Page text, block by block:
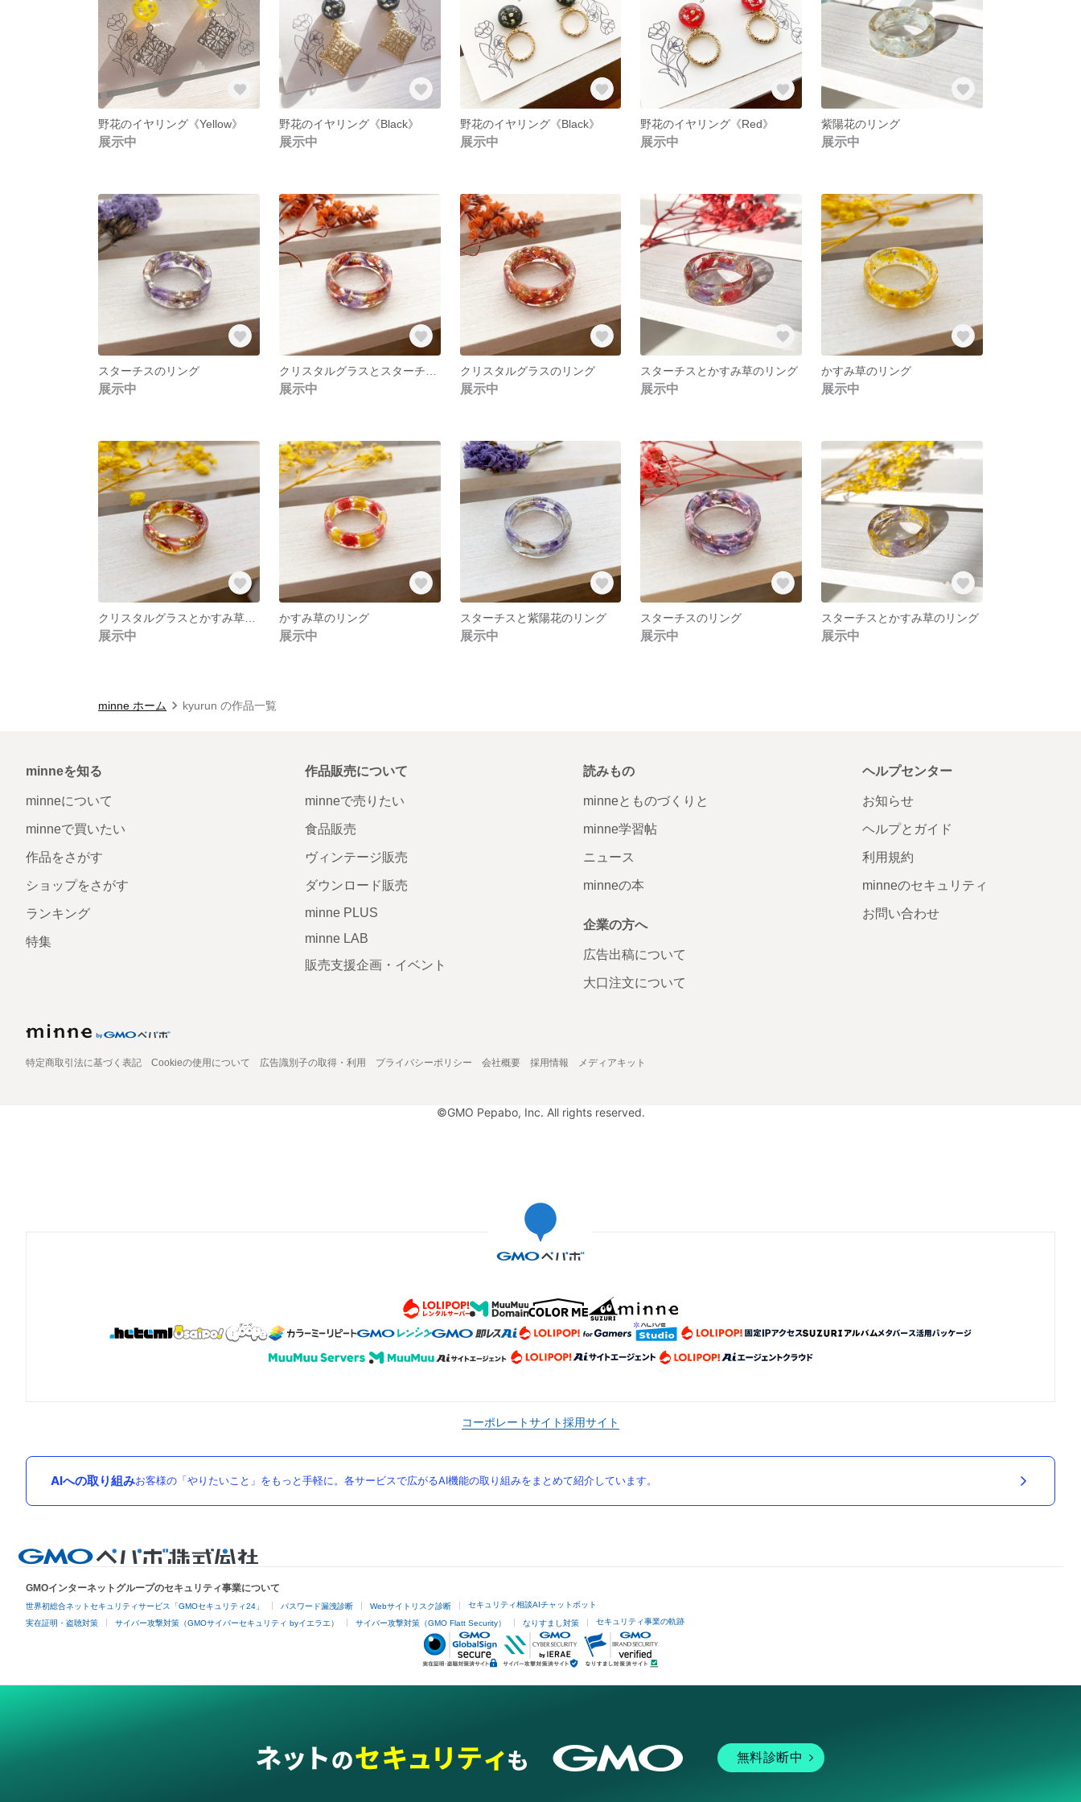
野花のイヤリング《Yellow》
展示中
野花のイヤリング《Black》
展示中
野花のイヤリング《Black》
展示中
野花のイヤリング《Red》
展示中
紫陽花のリング
展示中
スターチスのリング
展示中 展示中
クリスタルグラスのリング
展示中
スターチスとかすみ草のリング
展示中
かすみ草のリング
展示中
展示中
かすみ草のリング
展示中
スターチスと紫陽花のリング
展示中
スターチスのリング
展示中
スターチスとかすみ草のリング
展示中
minne ホーム kyurun の作品一覧
minneを知る
minneについて
minneで買いたい
作品をさがす
ショップをさがす
ランキング
特集
作品販売について
minneで売りたい
食品販売
ヴィンテージ販売
ダウンロード販売
minne PLUS
minne LAB
販売支援企画・イベント
読みもの
minneとものづくりと
minne学習帖
ニュース
minneの本
企業の方へ
広告出稿について
大口注文について
ヘルプセンター
お知らせ
ヘルプとガイド
利用規約
minneのセキュリティ
お問い合わせ
特定商取引法に基づく表記 Cookieの使用について 広告識別子の取得・利用 プライバシーポリシー 会社概要 採用情報 メディアキット
©GMO Pepabo, Inc. All rights reserved.
コーポレートサイト採用サイト
AIへの取り組みお客様の「やりたいこと」をもっと手軽に。各サービスで広がるAI機能の取り組みをまとめて紹介しています。
GMOインターネットグループのセキュリティ事業について
世界初総合ネットセキュリティサービス「GMOセキュリティ24」 パスワード漏洩診断 Webサイトリスク診断 セキュリティ相談AIチャットボット
実在証明・盗聴対策 サイバー攻撃対策（GMOサイバーセキュリティ byイエラエ） サイバー攻撃対策（GMO Flatt Security） なりすまし対策 セキュリティ事業の軌跡
無料診断中